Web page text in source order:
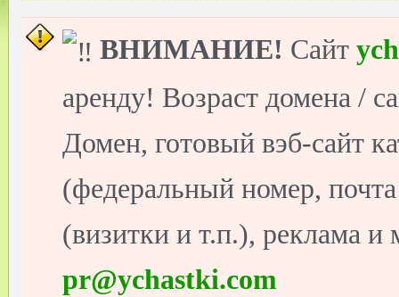
ВНИМАНИЕ! Сайт
аренду! Возраст домена /
Домен, готовый вэб-сайт
(федеральный номер,
(визитки и т.п.), реклама и
pr@ychastki.com